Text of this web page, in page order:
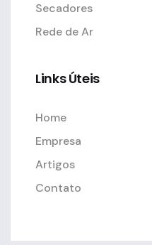
Secadores
Rede de Ar
Links Úteis
Home
Empresa
Artigos
Contato